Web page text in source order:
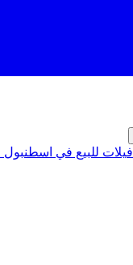
فيلات للبيع في اسطنبول